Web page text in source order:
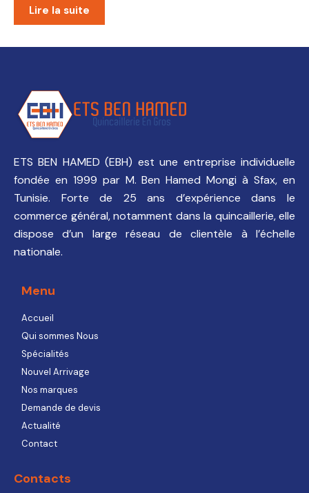
Lire la suite
ETS BEN HAMED (EBH) est une entreprise individuelle
fondée en 1999 par M. Ben Hamed Mongi à Sfax, en
Tunisie. Forte de 25 ans d’expérience dans le
commerce général, notamment dans la quincaillerie, elle
dispose d’un large réseau de clientèle à l’échelle
nationale.
Menu
Accueil
Qui sommes Nous
Spécialités
Nouvel Arrivage
Nos marques
Demande de devis
Actualité
Contact
Contacts